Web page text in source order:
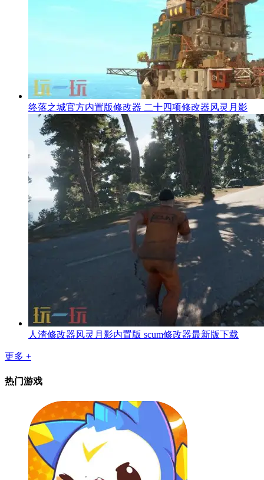
终落之城官方内置版修改器 二十四项修改器风灵月影
人渣修改器风灵月影内置版 scum修改器最新版下载
更多 +
热门游戏